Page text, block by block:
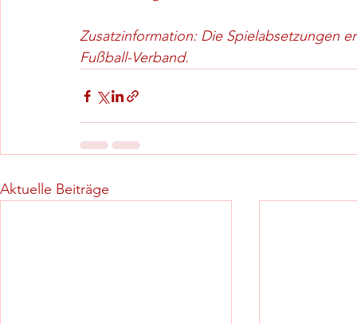
Zusatzinformation: Die Spielabsetzungen
Fußball-Verband.
Aktuelle Beiträge